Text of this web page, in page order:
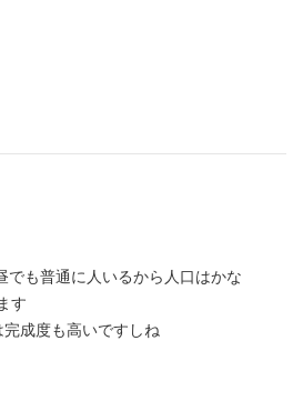
でも普通に人いるから人口はかな
す
成度も高いですしね